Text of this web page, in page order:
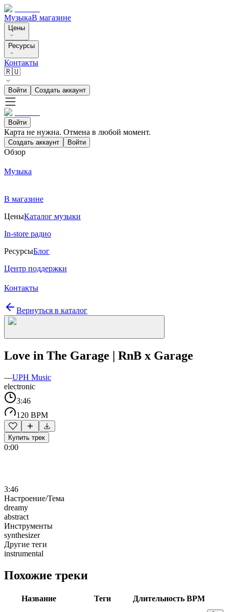
МузыкаВ магазине
Цены
Ресурсы
Контакты
🇷🇺
Войти Создать аккаунт
Войти
Карта не нужна. Отмена в любой момент.
Создать аккаунт Войти
Обзор
Музыка
В магазине
ЦеныКаталог музыки
In-store радио
РесурсыБлог
Центр поддержки
Контакты
Вернуться в каталог
Love in The Garage | RnB x Garage
—UPH Music
electronic
3:46
120 BPM
Купить трек
0:00
3:46
Настроение/Тема
dreamy
abstract
Инструменты
synthesizer
Другие теги
instrumental
Похожие треки
Название Теги Длительность BPM